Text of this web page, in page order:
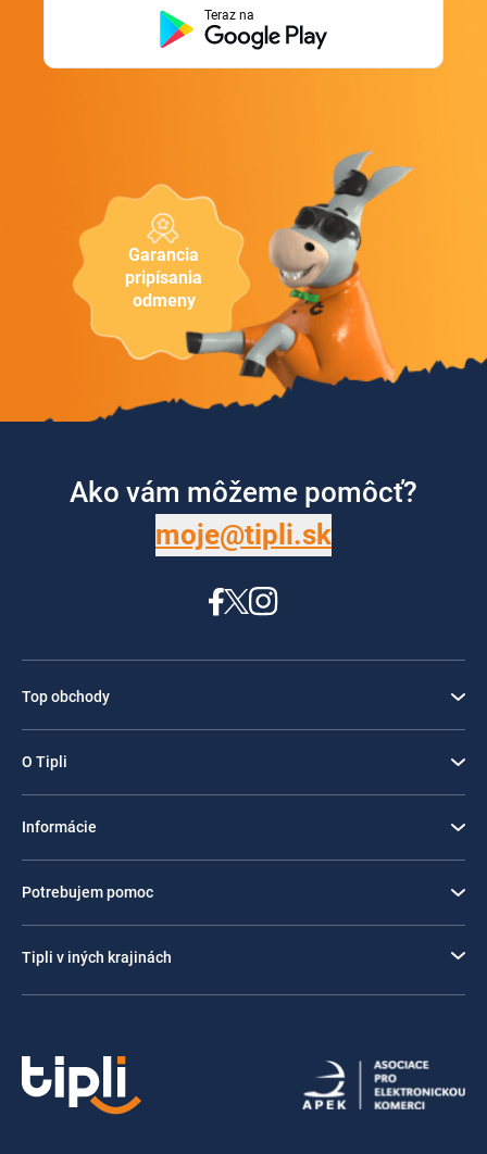
Garancia
pripísania
odmeny
Teraz na
Ako vám môžeme pomôcť?
moje@tipli.sk
Top obchody
O Tipli
Informácie
Potrebujem pomoc
Tipli v iných krajinách